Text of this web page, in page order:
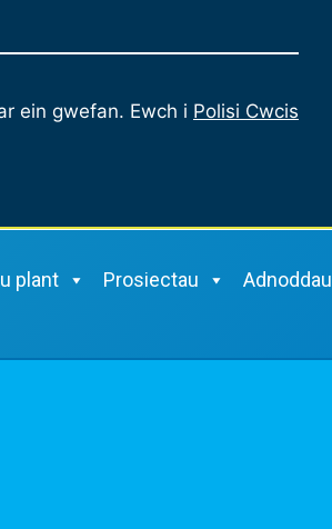
ein gwefan. Ewch i Polisi Cwcis
plant Prosiectau Adnoddau